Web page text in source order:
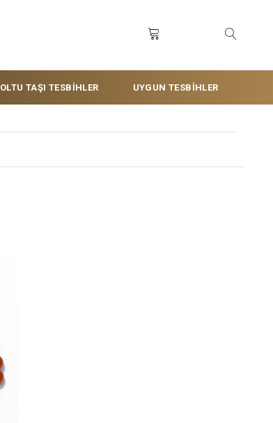
OLTU TAŞI TESBİHLER UYGUN TESBİHLER